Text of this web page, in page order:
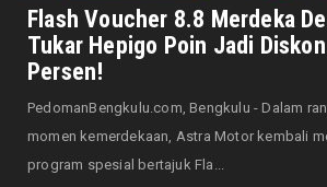
Honda CUV e: Motor Listrik
Keunggulan dan
August 07, 2026
Servis Bukan Saat Rusak:
Bengkulu Ingatkan
August 07, 2026
Flash Voucher 8.8 Merdeka
Tukar Hepigo Poin Jadi
Persen!
PedomanBengkulu.com, Bengkulu - Dalam
momen kemerdekaan, Astra Motor kembali
program spesial bertajuk Fla...